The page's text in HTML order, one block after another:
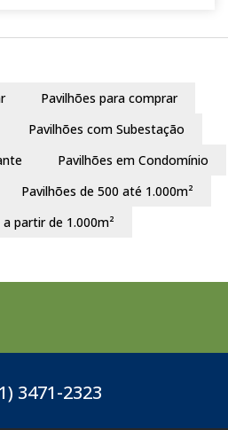
R$1.030.000
1712m²
Pavilhões para comprar
Pavilhões com Subestação
Pavilhões em Condomínio
Pavilhões de 500 até 1.000m²
a partir de 1.000m²
3471-2323